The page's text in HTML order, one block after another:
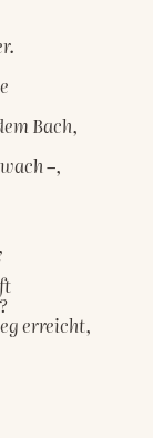
Bach,
–,
erreicht,